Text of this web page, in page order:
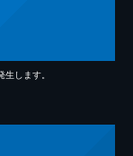
します。